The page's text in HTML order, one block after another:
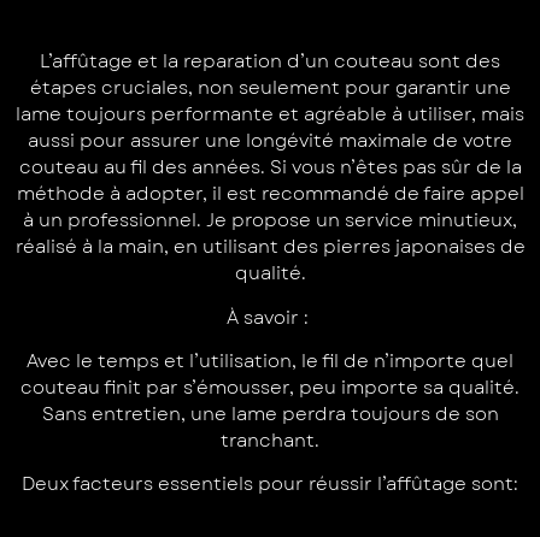
L’affûtage et la reparation d’un couteau sont des
étapes cruciales, non seulement pour garantir une
lame toujours performante et agréable à utiliser, mais
aussi pour assurer une longévité maximale de votre
couteau au fil des années. Si vous n’êtes pas sûr de la
méthode à adopter, il est recommandé de faire appel
à un professionnel. Je propose un service minutieux,
réalisé à la main, en utilisant des pierres japonaises de
qualité.
À savoir :
Avec le temps et l’utilisation, le fil de n’importe quel
couteau finit par s’émousser, peu importe sa qualité.
Sans entretien, une lame perdra toujours de son
tranchant.
Deux facteurs essentiels pour réussir l’affûtage sont: